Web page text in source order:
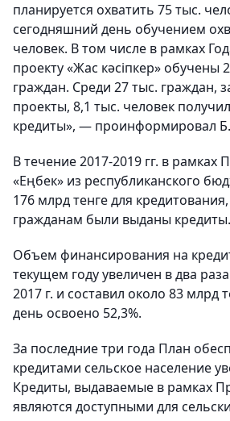
планируется охватить 75 тыс.
сегодняшний день обучением
человек. В том числе в рамках
проекту «Жас кәсіпкер» обучены
граждан. Среди 27 тыс. граждан,
проекты, 8,1 тыс. человек
кредиты», — проинформировал
В течение 2017-2019 гг. в рамках
«Еңбек» из республиканского
176 млрд тенге для
гражданам были выданы кредиты.
Объем финансирования на
текущем году увеличен в два
2017 г. и составил около 83 млрд
день освоено 52,3%.
За последние три года План
кредитами сельское население
Кредиты, выдаваемые в рамках
являются доступными для